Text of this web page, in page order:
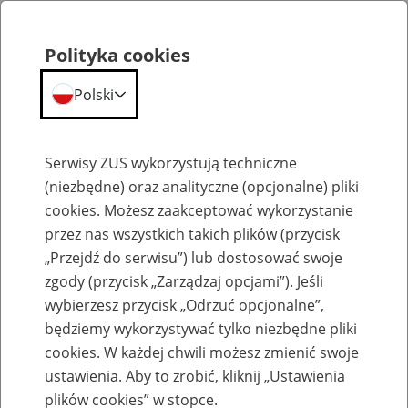
Emerytury
Baza zlikwidowanych lub
przekształconych zakładów pracy
Polityka cookies
Polski
Serwisy ZUS wykorzystują techniczne
(niezbędne) oraz analityczne (opcjonalne) pliki
cookies. Możesz zaakceptować wykorzystanie
przez nas wszystkich takich plików (przycisk
„Przejdź do serwisu”) lub dostosować swoje
zgody (przycisk „Zarządzaj opcjami”). Jeśli
wybierzesz przycisk „Odrzuć opcjonalne”,
będziemy wykorzystywać tylko niezbędne pliki
cookies. W każdej chwili możesz zmienić swoje
ustawienia. Aby to zrobić, kliknij „Ustawienia
plików cookies” w stopce.